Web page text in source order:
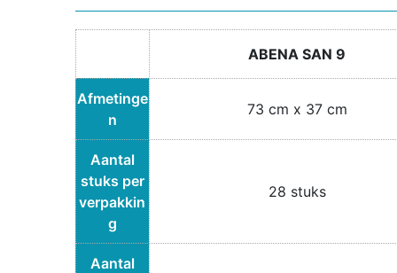
ABENA SAN 9
Afmetinge
n
73 cm x 37 cm
Aantal
stuks per
verpakkin
g
28 stuks
Aantal